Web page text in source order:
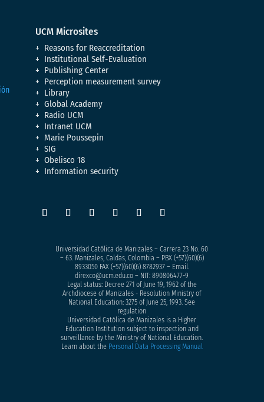
UCM Microsites
Reasons for Reaccreditation
Institutional Self-Evaluation
Publishing Center
Perception measurement survey
Library
Global Academy
Radio UCM
Intranet UCM
Marie Poussepin
SIG
Obelisco 18
Information security
Universidad Católica de Manizales – Carrera 23 No. 60
– 63. Manizales, Caldas, Colombia – PBX (+57)(60)(6)
8933050FAX (+57)(60)(6) 8782937 – Email.
direxco@ucm.edu.co – NIT: 890806477-9
Legal status: Decree 271 of June 19, 1962 of the
Archdiocese of Manizales - Resolution Ministry of
National Education: 3275 of June 25, 1993. See
regulation
Universidad Católica de Manizales is a Higher
Education Institution subject to inspection and
surveillance by the Ministry of National Education.
Learn about the Personal Data Processing Manual